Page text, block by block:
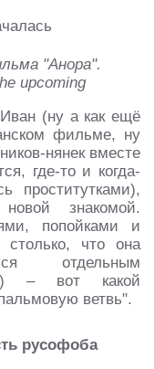
"Анора".
upcoming
(ну а как ещё
фильме, ну
нянек вместе
где-то и когда-
проститутками),
знакомой.
попойками и
что она
отдельным
– вот какой
ветвь".
русофоба